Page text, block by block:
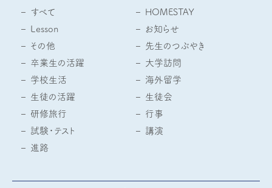
すべて
HOMESTAY
Lesson
お知らせ
その他
先生のつぶやき
卒業生の活躍
大学訪問
学校生活
海外留学
生徒の活躍
生徒会
研修旅行
行事
試験・テスト
講演
進路